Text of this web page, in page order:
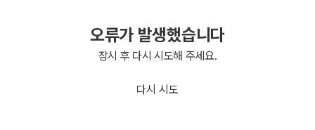
오류가 발생했습니다
잠시 후 다시 시도해 주세요.
다시 시도